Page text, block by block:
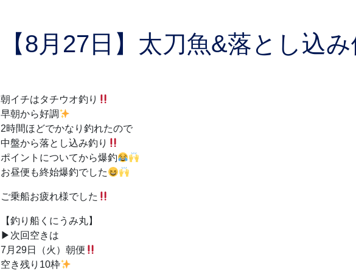
【8月27日】太刀魚&落とし込
朝イチはタチウオ釣り
早朝から好調
2時間ほどでかなり釣れたので
中盤から落とし込み釣り
ポイントについてから爆釣
お昼便も終始爆釣でした
ご乗船お疲れ様でした
【釣り船くにうみ丸】
▶︎次回空きは
7月29日（火）朝便
空き残り10枠